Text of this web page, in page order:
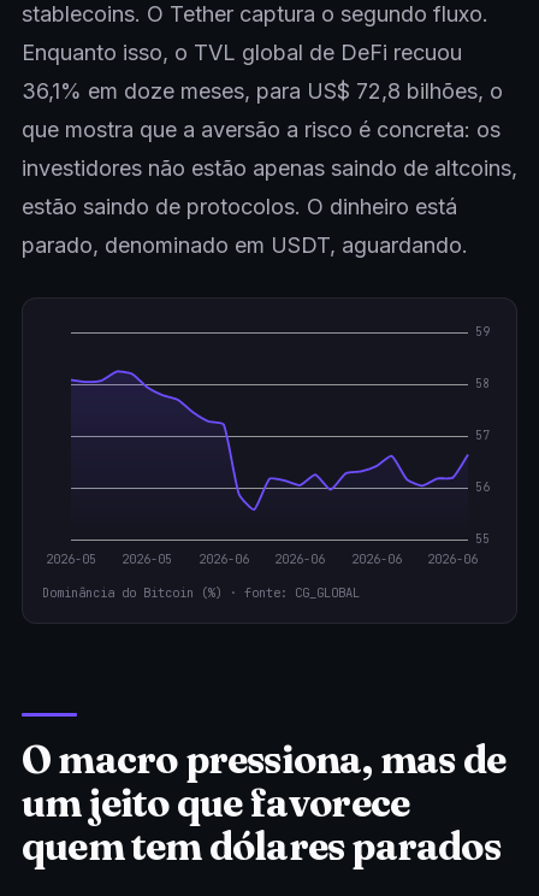
stablecoins. O Tether captura o segundo fluxo.
Enquanto isso, o TVL global de DeFi recuou
36,1% em doze meses, para US$ 72,8 bilhões, o
que mostra que a aversão a risco é concreta: os
investidores não estão apenas saindo de altcoins,
estão saindo de protocolos. O dinheiro está
parado, denominado em USDT, aguardando.
Dominância do Bitcoin (%) · fonte: CG_GLOBAL
O macro pressiona, mas de
um jeito que favorece
quem tem dólares parados